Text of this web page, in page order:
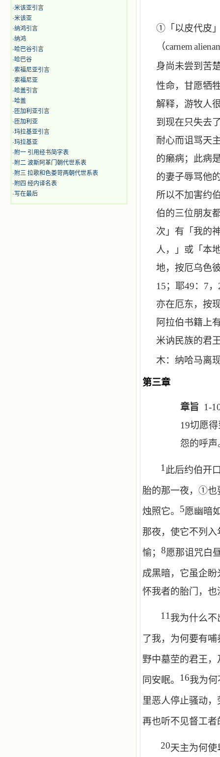
·米该亚引言
·米该亚
·纳鸿引言
·纳鸿
·哈巴谷引言
·哈巴谷
·索福尼亚引言
·索福尼亚
·哈盖引言
·哈盖
· 匝加利亚引言
· 匝加利亚
·玛拉基亚引言
·玛拉基亚
· 附一 引用经书简字表
· 附二 波斯阿革门朝代世系表
· 附三 拉歌和色娄苛两朝代世系表
· 附四 经内译名表
·写在最后
①「以皮代皮
（carnem
身尚未尝到苦
性命，甘愿牺
解释，游牧人
到现在只失去
耐心而诅骂天
的癞病；此病
的妻子辱骂他
所以不加害约
伯的三位朋友
次」有「我的
人，」或「本
地，按厄乌色
15；耶49： 7，
亦在厄东，按
阿拉伯书籍上
米讷民族的君
木：纳哈马离
第三章
章旨 1-
19切愿
怨的呼声
1 此后约伯开
胎的那一夜，①也
烛照它。 5愿幽暗
那夜，使它不列
愉； 8愿那诅咒白
成黑暗，它虽企
怀我者的胎门，
11 我为什么
了我，为何要有
野中墓茔的君王
同安眠。 16我为
里恶人停止骚动
再也听不见督工者
20天主为何